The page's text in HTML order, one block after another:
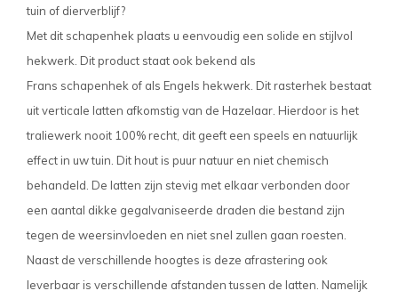
tuin of dierverblijf?
Met dit schapenhek plaats u eenvoudig een solide en stijlvol
hekwerk. Dit product staat ook bekend als
Frans schapenhek of als Engels hekwerk. Dit rasterhek bestaat
uit verticale latten afkomstig van de Hazelaar. Hierdoor is het
traliewerk nooit 100% recht, dit geeft een speels en natuurlijk
effect in uw tuin. Dit hout is puur natuur en niet chemisch
behandeld. De latten zijn stevig met elkaar verbonden door
een aantal dikke gegalvaniseerde draden die bestand zijn
tegen de weersinvloeden en niet snel zullen gaan roesten.
Naast de verschillende hoogtes is deze afrastering ook
leverbaar is verschillende afstanden tussen de latten. Namelijk